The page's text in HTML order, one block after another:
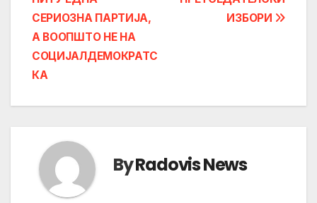
ИЗБОРИ
СЕРИОЗНА ПАРТИЈА,
А ВООПШТО НЕ НА
СОЦИЈАЛДЕМОКРАТС
КА
ByRadovis News